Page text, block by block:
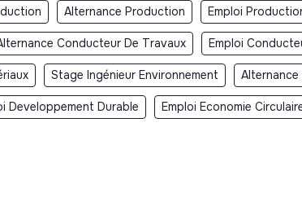
Alternance Production Emploi
Conducteur De Travaux Emploi
Stage Ingénieur Environnement Alternance
Developpement Durable Emploi Economie